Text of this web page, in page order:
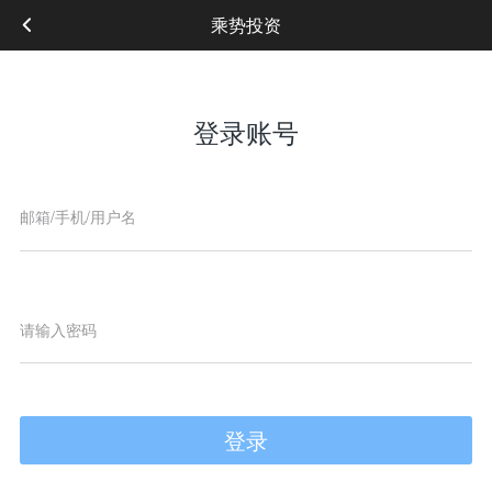
乘势投资
登录账号
登录